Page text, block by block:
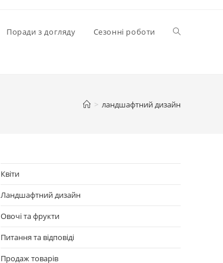
Поради з догляду Сезонні роботи Перемкнути
> ландшафтний дизайн
Квіти
Ландшафтний дизайн
Овочі та фрукти
Питання та відповіді
Продаж товарів